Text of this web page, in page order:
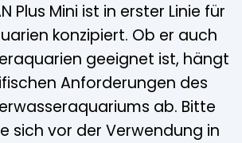
Plus Mini ist in erster Linie für
konzipiert. Ob er auch
geeignet ist, hängt
Anforderungen des
ab. Bitte
sich vor der Verwendung in